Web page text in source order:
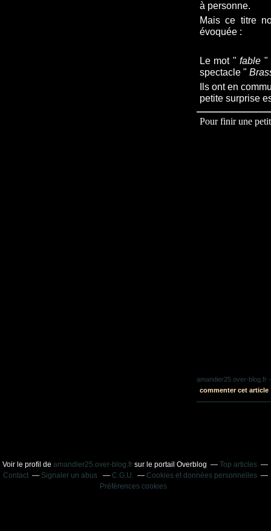
à personne.
Mais ce titre
évoquée :
Le mot "fable "
spectacle "
Ils ont en
petite surprise
Pour finir une
amandier25.over-blog.fr -
commenter cet article
Voir le profil deamandier25.over-blog.fr sur le portail Overblog
Top articles
Contact
Signaler un abus C.G.U.
Cookies et données personnelles
Préférences cookies